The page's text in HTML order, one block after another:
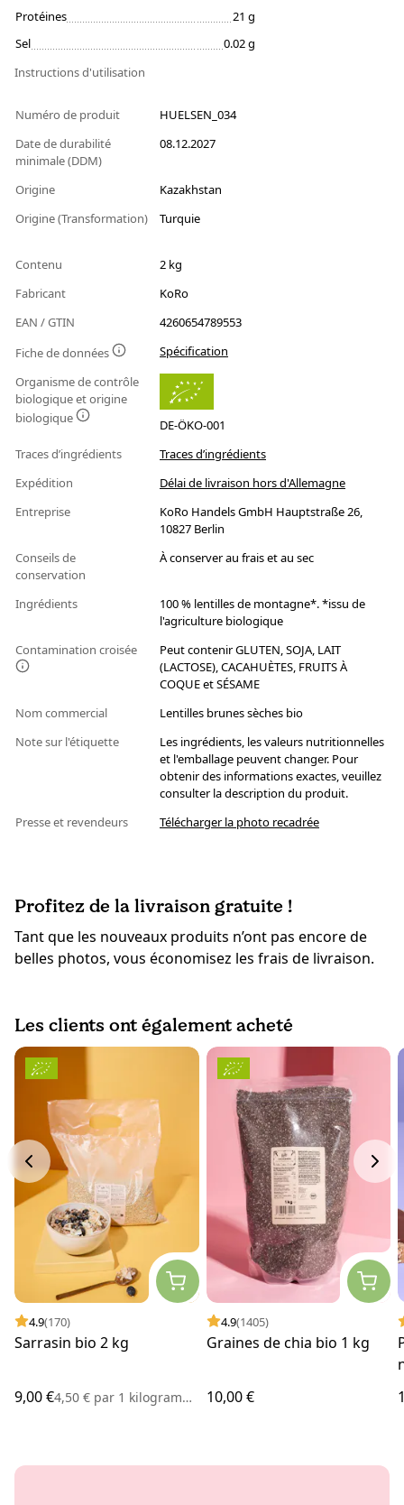
Protéines
21 g
Sel
0.02 g
Instructions d'utilisation
Numéro de produit
HUELSEN_034
Date de durabilité
minimale (DDM)
08.12.2027
Origine
Kazakhstan
Origine (Transformation)
Turquie
Contenu
2 kg
Fabricant
KoRo
EAN / GTIN
4260654789553
Fiche de données
Spécification
Organisme de contrôle
biologique et origine
biologique
DE-ÖKO-001
Traces d’ingrédients
Traces d’ingrédients
Expédition
Délai de livraison hors d'Allemagne
Entreprise
KoRo Handels GmbH Hauptstraße 26,
10827 Berlin
Conseils de
conservation
À conserver au frais et au sec
Ingrédients
100 % lentilles de montagne*. *issu de
l'agriculture biologique
Contamination croisée
Peut contenir GLUTEN, SOJA, LAIT
(LACTOSE), CACAHUÈTES, FRUITS À
COQUE et SÉSAME
Nom commercial
Lentilles brunes sèches bio
Note sur l'étiquette
Les ingrédients, les valeurs nutritionnelles
et l'emballage peuvent changer. Pour
obtenir des informations exactes, veuillez
consulter la description du produit.
Presse et revendeurs
Télécharger la photo recadrée
Profitez de la livraison gratuite !
Tant que les nouveaux produits n’ont pas encore de
belles photos, vous économisez les frais de livraison.
Les clients ont également acheté
4.9(170)
Sarrasin bio 2 kg
9,00 €4,50 € par 1 kilogramme
4.9(1405)
Graines de chia bio 1 kg
10,00 €